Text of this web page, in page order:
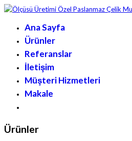
Ana Sayfa
Ürünler
Referanslar
İletişim
Müşteri Hizmetleri
Makale
Ürünler